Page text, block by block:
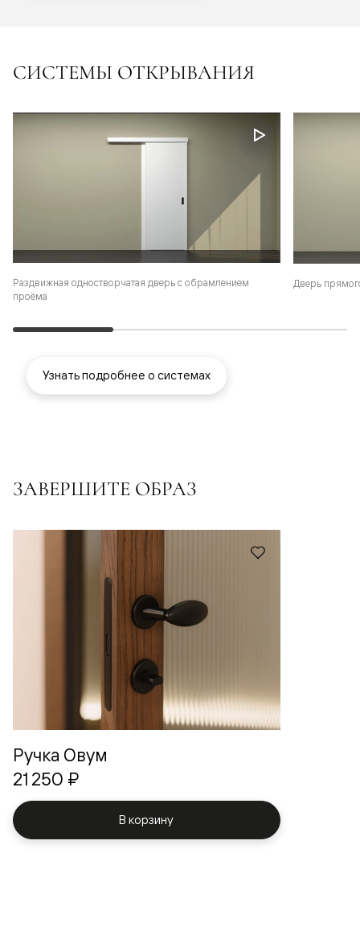
СИСТЕМЫ ОТКРЫВАНИЯ
Раздвижная одностворчатая дверь с обрамлением
проёма
Дверь
Узнать подробнее о системах
ЗАВЕРШИТЕ ОБРАЗ
Ручка Овум
21 250 ₽
В корзину